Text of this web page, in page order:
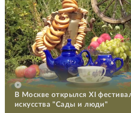
В Москве открылся XI
искусства "Сады и люди"